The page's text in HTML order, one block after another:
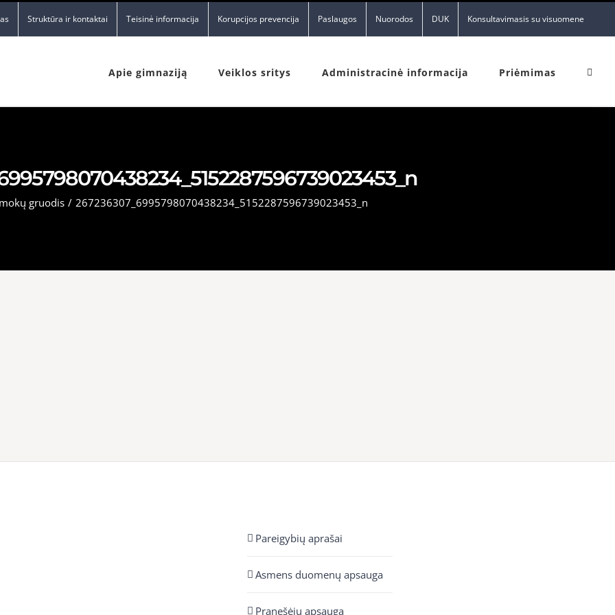
Struktūra ir kontaktai Teisinė informacija Korupcijos prevencija Paslaugos Nuorodos DUK Konsultavimasis su visuomene
Apie gimnaziją Veiklos sritys Administracinė informacija Priėmimas
gruodis / 267236307_6995798070438234_5152287596739023453_n
Pareigybių aprašai
Asmens duomenų apsauga
Pranešėjų apsauga